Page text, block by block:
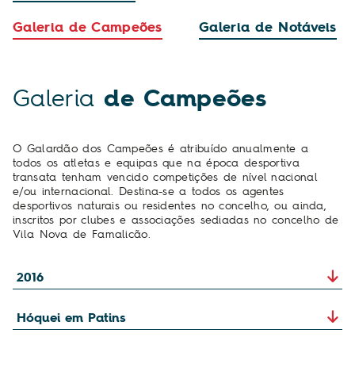
Galeria de Campeões
Galeria de Notáveis
Galeria de Campeões
O Galardão dos Campeões é atribuído anualmente a
todos os atletas e equipas que na época desportiva
transata tenham vencido competições de nível nacional
e/ou internacional. Destina-se a todos os agentes
desportivos naturais ou residentes no concelho, ou ainda,
inscritos por clubes e associações sediadas no concelho de
Vila Nova de Famalicão.